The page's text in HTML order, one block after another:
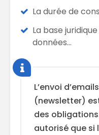
La durée de
La base
données…
L’envoi
(newsletter)
des
autorisé que si